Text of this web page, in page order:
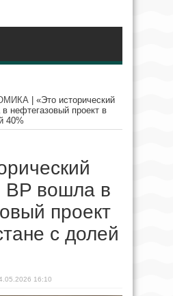
«Это исторический
нефтегазовый проект в
40%
BP вошла в
проект
с долей
16:10